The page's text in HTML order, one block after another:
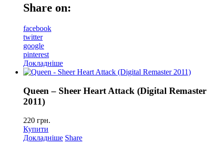
Share on:
facebook
twitter
google
pinterest
Докладніше
Queen – Sheer Heart Attack (Digital Remaster
2011)
220 грн.
Купити
Докладніше Share